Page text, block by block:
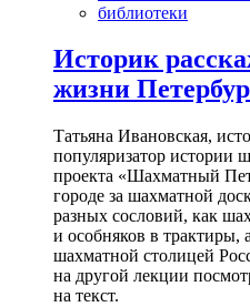
библиотеки
Историк
жизни
Татьяна Ивановская,
популяризатор истории
проекта «Шахматный
городе за шахматной
разных сословий, как
и особняков в трактиры,
шахматной столицей
на другой лекции
на текст.